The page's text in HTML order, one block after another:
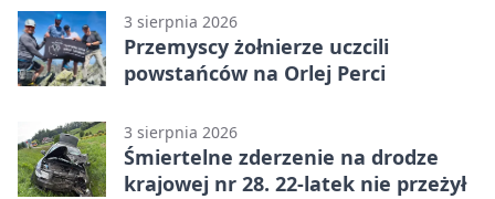
3 sierpnia 2026
Przemyscy żołnierze uczcili
powstańców na Orlej Perci
3 sierpnia 2026
Śmiertelne zderzenie na drodze
krajowej nr 28. 22-latek nie przeżył